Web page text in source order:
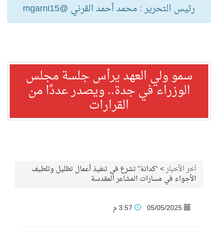
رئيس التحرير : محمد أحمد القرني @mgarni15
سمو ولي العهد يرأس جلسة مجلس
الوزراء في جدة.. ويصدر عددًا من
القرارات
آخر الأخبار>“كدانة” تشرع في تنفيذ أعمال تظليل وتلطيف
الأجواء في مسارات المشاعر المقدسة
05/05/2025